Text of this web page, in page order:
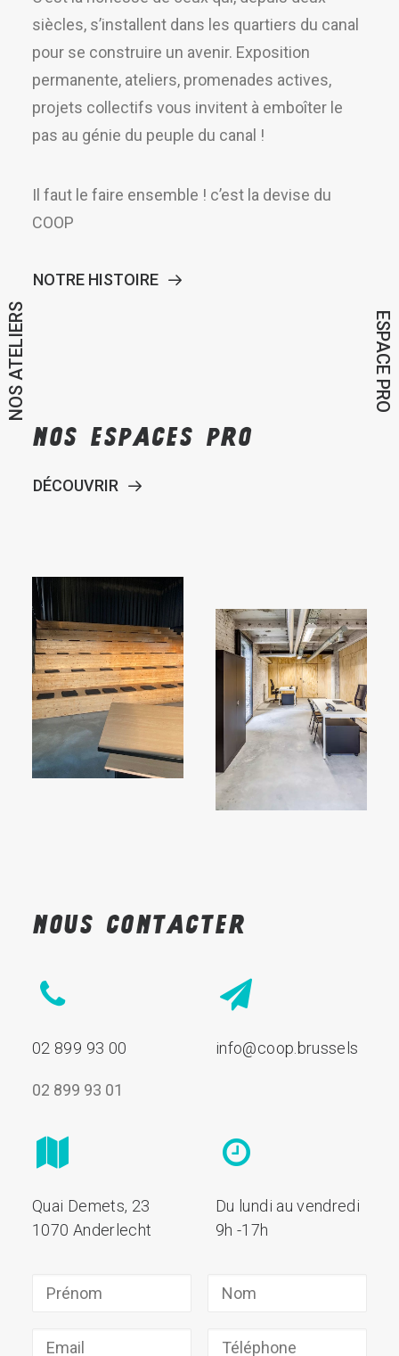
siècles, s’installent dans les quartiers du canal
pour se construire un avenir. Exposition
permanente, ateliers, promenades actives,
projets collectifs vous invitent à emboîter le
pas au génie du peuple du canal !
Il faut le faire ensemble ! c’est la devise du
COOP
NOTRE HISTOIRE
NOS ESPACES PRO
DÉCOUVRIR
Nous contacter
02 899 93 00
02 899 93 01
info@coop.brussels
Quai Demets, 23
1070 Anderlecht
Du lundi au vendredi
9h -17h
NOS ATELIERS ESPACE PRO